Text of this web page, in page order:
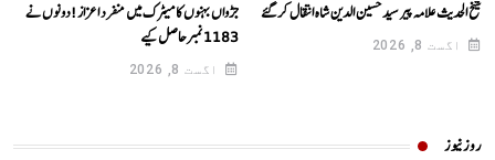
شیخ الحدیث علامہ پیر سید حسین الدین شاہ انتقال کر گئے
اگست 8, 2026
جڑواں بہنوں کا میٹرک میں منفرد اعزاز!دونوں نے
1183نمبرحاصل کیے
اگست 8, 2026
روز نیوز